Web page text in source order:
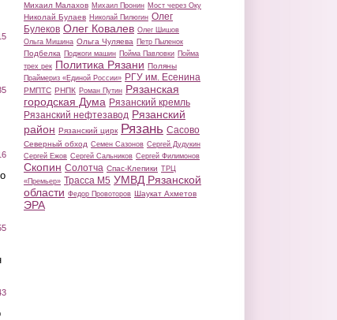
Михаил Малахов Михаил Пронин Мост через Оку
Николай Булаев Николай Пилюгин Олег
Булеков Олег Ковалев Олег Шишов
Ольга Мишина Ольга Чуляева Петр Пыленок
Подбелка Поджоги машин Пойма Павловки Пойма
трех рек Политика Рязани Поляны
Праймериз «Единой России» РГУ им. Есенина
РМПТС РНПК Роман Путин Рязанская
городская Дума Рязанский кремль
Рязанский нефтезавод Рязанский
район Рязанский цирк Рязань Сасово
Северный обход Семен Сазонов Сергей Дудукин
Сергей Ежов Сергей Сальников Сергей Филимонов
Скопин Солотча Спас-Клепики ТРЦ
«Премьер» Трасса М5 УМВД Рязанской
области Федор Провоторов Шаукат Ахметов
ЭРА